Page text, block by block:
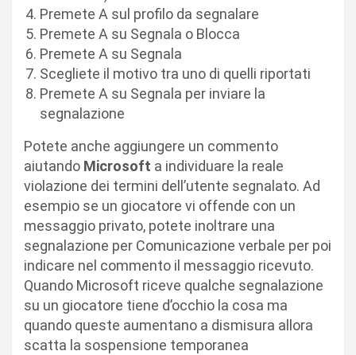
Premete A sul profilo da segnalare
Premete A su Segnala o Blocca
Premete A su Segnala
Scegliete il motivo tra uno di quelli riportati
Premete A su Segnala per inviare la
segnalazione
Potete anche aggiungere un commento
aiutando Microsoft a individuare la reale
violazione dei termini dell’utente segnalato. Ad
esempio se un giocatore vi offende con un
messaggio privato, potete inoltrare una
segnalazione per Comunicazione verbale per poi
indicare nel commento il messaggio ricevuto.
Quando Microsoft riceve qualche segnalazione
su un giocatore tiene d’occhio la cosa ma
quando queste aumentano a dismisura allora
scatta la sospensione temporanea